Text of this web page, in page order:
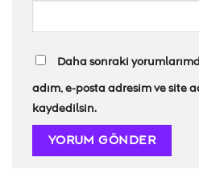
Daha sonraki
adım, e-posta adresim ve site
kaydedilsin.